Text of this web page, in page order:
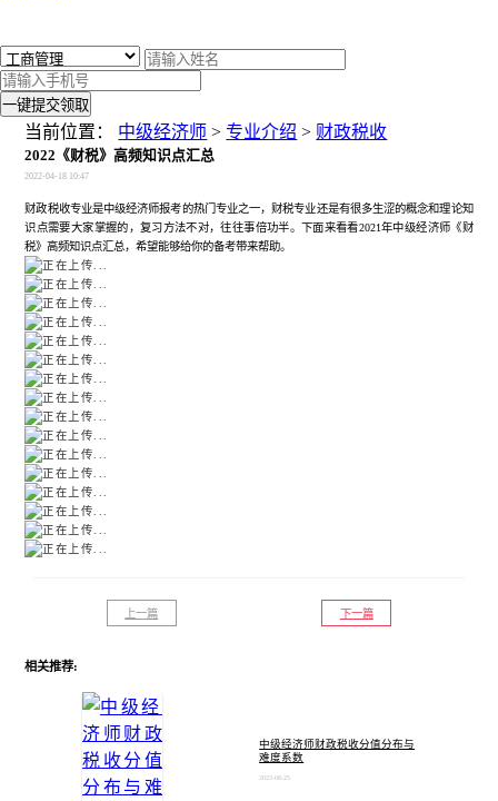
一键提交领取
当前位置： 中级经济师 >专业介绍 > 财政税收
2022《财税》高频知识点汇总
2022-04-18 10:47
财政税收专业是中级经济师报考的热门专业之一，财税专业还是有很多生涩的概念和理论知
识点需要大家掌握的，复习方法不对，往往事倍功半。下面来看看2021年中级经济师 《财
税》高频知识点汇总，希望能够给你的备考带来帮助。
上一篇 下一篇
相关推荐:
中级经济师财政税收分值分布与
难度系数
2023-08-25